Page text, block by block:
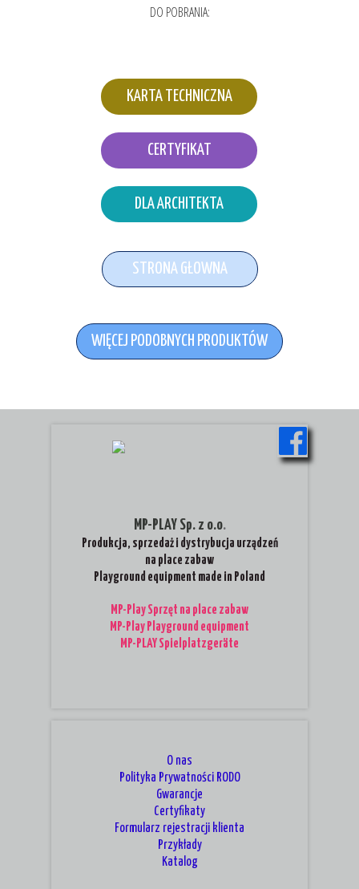
WIĘCEJ PODOBNYCH PRODUKTÓW
STRONA GŁOWNA
DLA ARCHITEKTA
CERTYFIKAT
KARTA TECHNICZNA
DO POBRANIA:
O nas
Polityka Prywatności RODO
Gwarancje
Certyfikaty
Formularz rejestracji klienta
Przykłady
Katalog
MP-PLAY Sp. z o.o.
Produkcja, sprzedaż i dystrybucja urządzeń
na place zabaw
Playground equipment made in Poland
MP-Play Sprzęt na place zabaw
MP-Play Playground equipment
MP-PLAY Spielplatzgeräte